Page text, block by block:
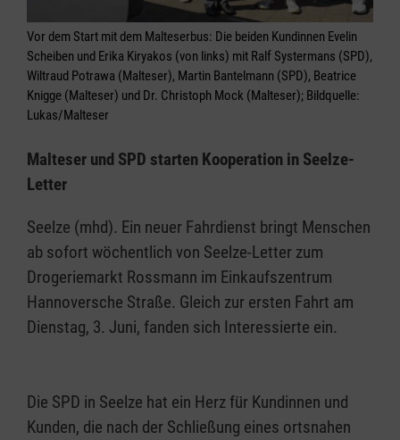
Vor dem Start mit dem Malteserbus: Die beiden Kundinnen Evelin
Scheiben und Erika Kiryakos (von links) mit Ralf Systermans (SPD),
Wiltraud Potrawa (Malteser), Martin Bantelmann (SPD), Beatrice
Knigge (Malteser) und Dr. Christoph Mock (Malteser); Bildquelle:
Lukas/Malteser
Malteser und SPD starten Kooperation in Seelze-
Letter
Seelze (mhd). Ein neuer Fahrdienst bringt Menschen
ab sofort wöchentlich von Seelze-Letter zum
Drogeriemarkt Rossmann im Einkaufszentrum
Hannoversche Straße. Gleich zur ersten Fahrt am
Dienstag, 3. Juni, fanden sich Interessierte ein.
Die SPD in Seelze hat ein Herz für Kundinnen und
Kunden, die nach der Schließung eines ortsnahen